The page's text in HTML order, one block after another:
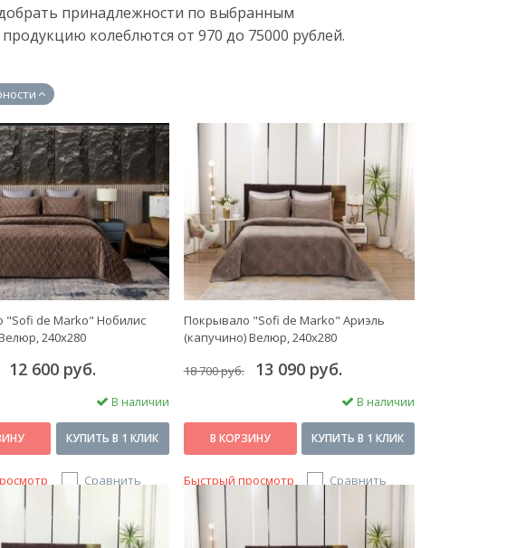
принадлежности по выбранным
колеблются от 970 до 75000 рублей.
"Sofi de Marko" Нобилис
240х280
12 600 руб.
В наличии
КУПИТЬ В 1 КЛИК
Сравнить
Покрывало "Sofi de Marko" Ариэль
(капучино) Велюр, 240x280
18 700 руб. 13 090 руб.
В наличии
В КОРЗИНУ КУПИТЬ В 1 КЛИК
Быстрый просмотр Сравнить